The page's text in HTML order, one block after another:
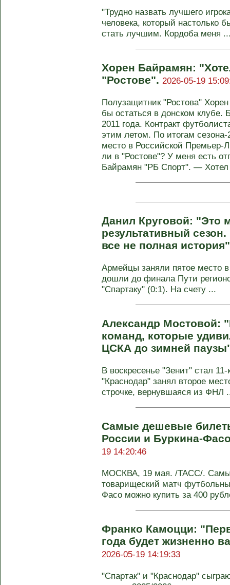
"Трудно назвать лучшего
человека, который
стать лучшим. Кордоба меня
Хорен Байрамян:
"Ростове". 2026-05-19
Полузащитник "Ростова"
бы остаться в донском клубе.
2011 года. Контракт
этим летом. По итогам
место в Российской Премьер-
ли в "Ростове"? У меня есть
Байрамян "РБ Спорт". — Хотел
Данил Круговой: "Это
результативный
все не полная
Армейцы заняли пятое место
дошли до финала Пути
"Спартаку" (0:1). На счету ...
Александр Мостовой:
команд, которые
ЦСКА до зимней
В воскресенье "Зенит" стал
"Краснодар" занял второе
строчке, вернувшаяся из ФНЛ
Самые дешевые
России и Буркина-
19 14:20:46
МОСКВА, 19 мая. /ТАСС/.
товарищеский матч
Фасо можно купить за 400
Франко Камоцци:
года будет жизненно
2026-05-19 14:19:33
"Спартак" и "Краснодар"